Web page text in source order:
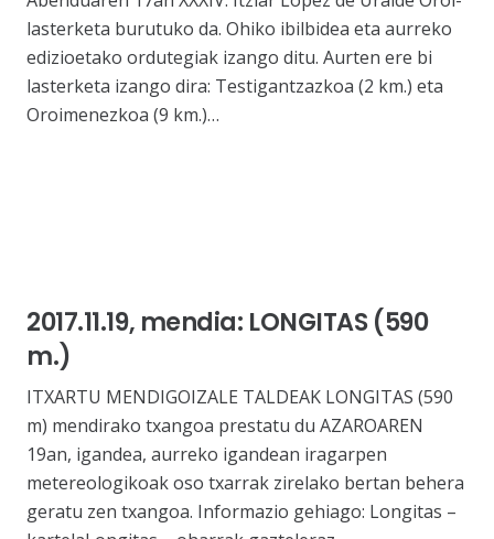
lasterketa burutuko da. Ohiko ibilbidea eta aurreko
edizioetako ordutegiak izango ditu. Aurten ere bi
lasterketa izango dira: Testigantzazkoa (2 km.) eta
Oroimenezkoa (9 km.)…
2017.11.19, mendia: LONGITAS (590
m.)
ITXARTU MENDIGOIZALE TALDEAK LONGITAS (590
m) mendirako txangoa prestatu du AZAROAREN
19an, igandea, aurreko igandean iragarpen
metereologikoak oso txarrak zirelako bertan behera
geratu zen txangoa. Informazio gehiago: Longitas –